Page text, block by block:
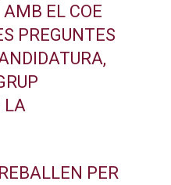
AMB EL COE
PREGUNTES
LA
PER